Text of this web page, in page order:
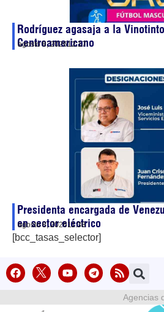
Rodríguez agasaja a la
Centroamericano
agosto 8, 202612:17
Presidenta encargada de
en sector eléctrico
agosto 8, 202611:38
[bcc_tasas_selector]
Agencias